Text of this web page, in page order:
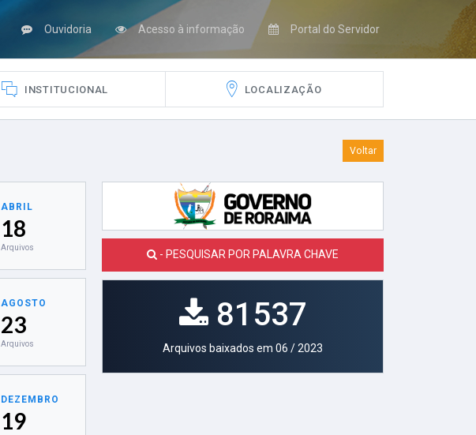
Ouvidoria Acesso à informação Portal do Servidor
INSTITUCIONAL LOCALIZAÇÃO
Voltar
ABRIL
18
Arquivos
AGOSTO
23
Arquivos
DEZEMBRO
19
- PESQUISAR POR PALAVRA CHAVE
81537
Arquivos baixados em 06 / 2023